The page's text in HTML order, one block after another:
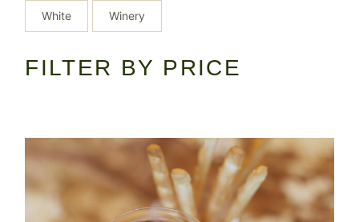
White Winery
FILTER BY PRICE